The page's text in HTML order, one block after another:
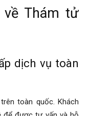
về Thám tử
dịch vụ toàn
toàn quốc. Khách